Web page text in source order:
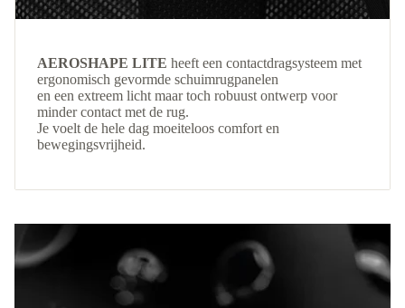
AEROSHAPE LITE heeft een contactdragsysteem met
ergonomisch gevormde schuimrugpanelen
en een extreem licht maar toch robuust ontwerp voor
minder contact met de rug.
Je voelt de hele dag moeiteloos comfort en
bewegingsvrijheid.